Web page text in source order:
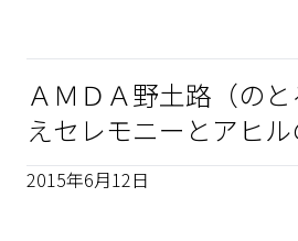
ＡＭＤＡ野土路（の
えセレモニーとアヒ
2015年6月12日